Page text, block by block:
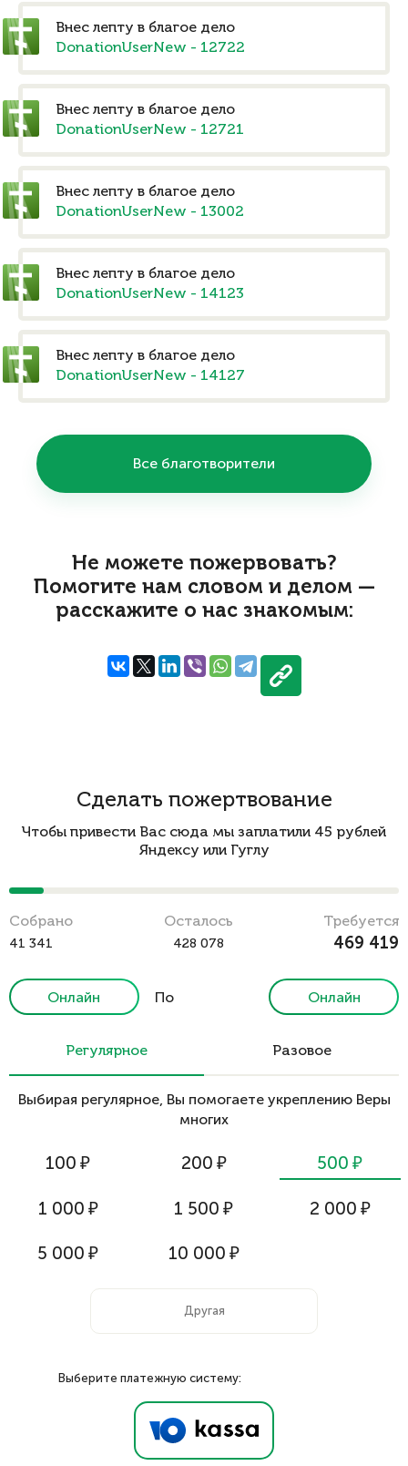
Внес лепту в благое дело
DonationUserNew - 12722
Внес лепту в благое дело
DonationUserNew - 12721
Внес лепту в благое дело
DonationUserNew - 13002
Внес лепту в благое дело
DonationUserNew - 14123
Внес лепту в благое дело
DonationUserNew - 14127
Все благотворители
Не можете пожервовать?
Помогите нам словом и делом —
расскажите о нас знакомым:
Сделать пожертвование
Чтобы привести Вас сюда мы заплатили 45 рублей
Яндексу или Гуглу
Cобрано
41 341
Осталось
428 078
Требуется
469 419
Онлайн
По
Онлайн
Регулярное Разовое
Выбирая регулярное, Вы помогаете укреплению Веры
многих
100 ₽ 200 ₽ 500 ₽
1 000 ₽ 1 500 ₽ 2 000 ₽
5 000 ₽ 10 000 ₽
Выберите платежную систему: